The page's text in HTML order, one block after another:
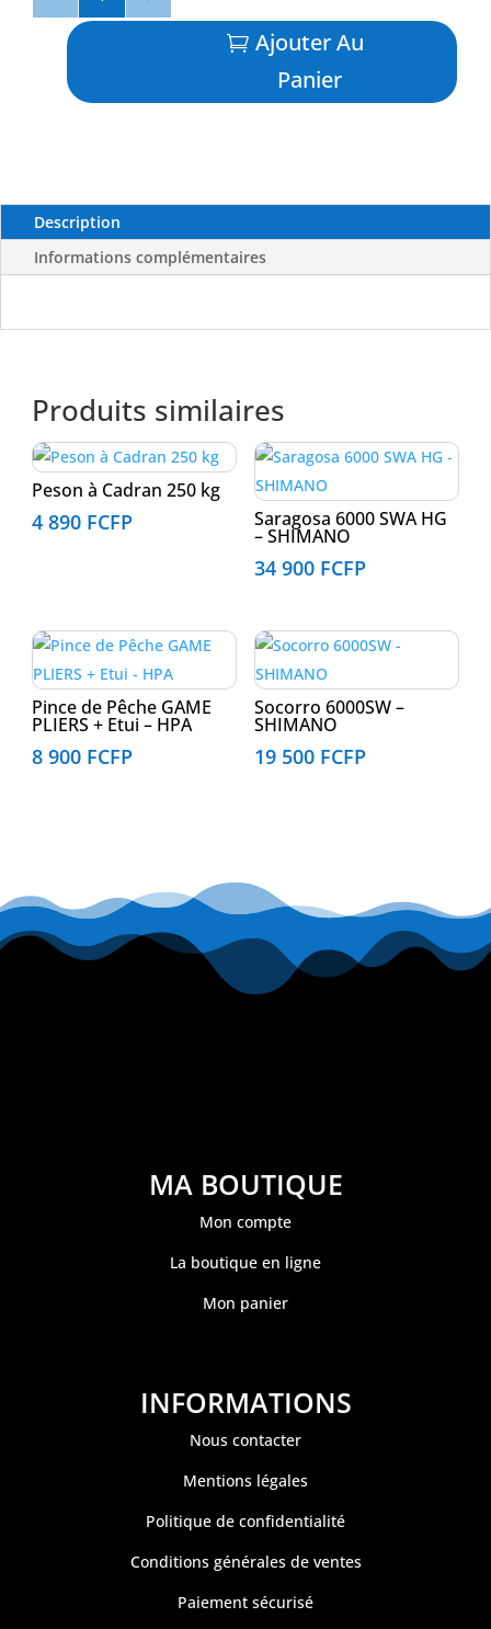
(JRO)
X5
-
Ajouter Au
Panier
Description
Informations complémentaires
Produits similaires
Peson à Cadran 250 kg
4 890 FCFP Saragosa 6000 SWA HG
– SHIMANO
34 900 FCFP
Pince de Pêche GAME
PLIERS + Etui – HPA
8 900 FCFP
Socorro 6000SW –
SHIMANO
19 500 FCFP
MA BOUTIQUE
Mon compte
La boutique en ligne
Mon panier
INFORMATIONS
Nous contacter
Mentions légales
Politique de confidentialité
Conditions générales de ventes
Paiement sécurisé